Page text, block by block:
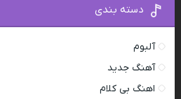
دسته بندی
آلبوم
آهنگ جدید
اهنگ بی کلام